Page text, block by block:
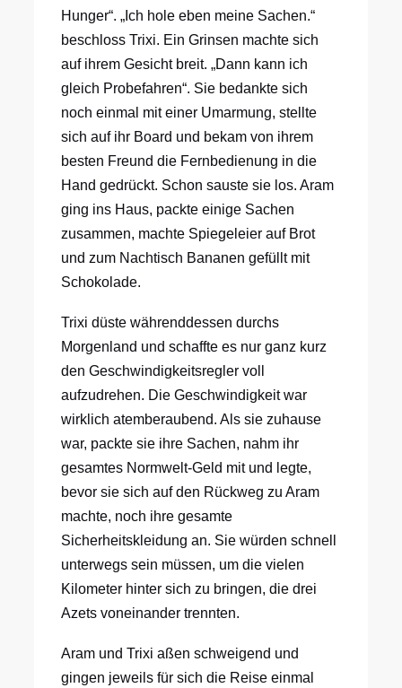
Hunger“. „Ich hole eben meine Sachen.“
beschloss Trixi. Ein Grinsen machte sich
auf ihrem Gesicht breit. „Dann kann ich
gleich Probefahren“. Sie bedankte sich
noch einmal mit einer Umarmung, stellte
sich auf ihr Board und bekam von ihrem
besten Freund die Fernbedienung in die
Hand gedrückt. Schon sauste sie los. Aram
ging ins Haus, packte einige Sachen
zusammen, machte Spiegeleier auf Brot
und zum Nachtisch Bananen gefüllt mit
Schokolade.
Trixi düste währenddessen durchs
Morgenland und schaffte es nur ganz kurz
den Geschwindigkeitsregler voll
aufzudrehen. Die Geschwindigkeit war
wirklich atemberaubend. Als sie zuhause
war, packte sie ihre Sachen, nahm ihr
gesamtes Normwelt-Geld mit und legte,
bevor sie sich auf den Rückweg zu Aram
machte, noch ihre gesamte
Sicherheitskleidung an. Sie würden schnell
unterwegs sein müssen, um die vielen
Kilometer hinter sich zu bringen, die drei
Azets voneinander trennten.
Aram und Trixi aßen schweigend und
gingen jeweils für sich die Reise einmal